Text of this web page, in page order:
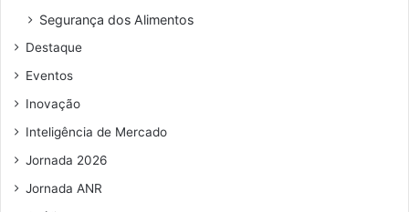
e
e
a
i
Segurança dos Alimentos
Destaque
Eventos
Inovação
Inteligência de Mercado
Jornada 2026
Jornada ANR